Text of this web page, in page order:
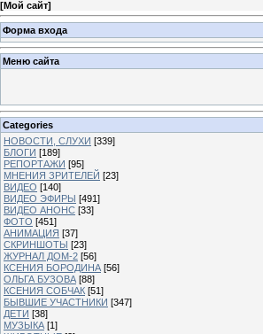
[Мой сайт]
Форма входа
Меню сайта
Categories
НОВОСТИ, СЛУХИ [339]
БЛОГИ [189]
РЕПОРТАЖИ [95]
МНЕНИЯ ЗРИТЕЛЕЙ [23]
ВИДЕО [140]
ВИДЕО ЭФИРЫ [491]
ВИДЕО АНОНС [33]
ФОТО [451]
АНИМАЦИЯ [37]
СКРИНШОТЫ [23]
ЖУРНАЛ ДОМ-2 [56]
КСЕНИЯ БОРОДИНА [56]
ОЛЬГА БУЗОВА [88]
КСЕНИЯ СОБЧАК [51]
БЫВШИЕ УЧАСТНИКИ [347]
ДЕТИ [38]
МУЗЫКА [1]